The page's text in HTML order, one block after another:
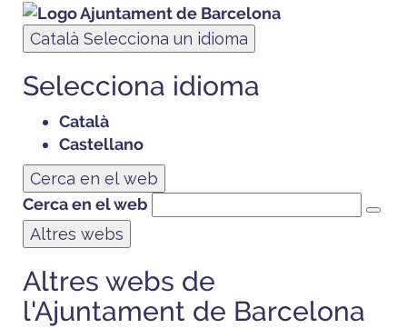
Català Selecciona un idioma
Selecciona idioma
Català
Castellano
Cerca en el web
Cerca en el web
Altres webs
Altres webs de
l'Ajuntament de Barcelona